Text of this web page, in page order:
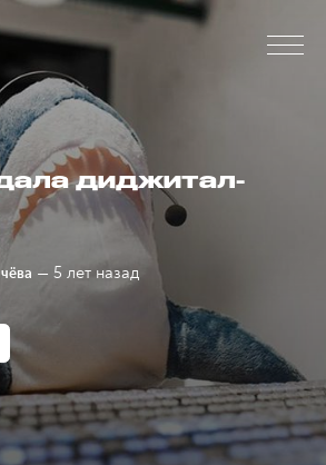
диджитал-
— 5 лет назад